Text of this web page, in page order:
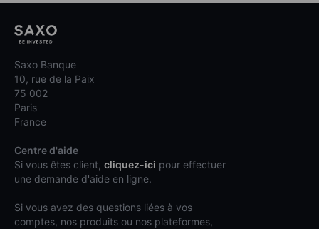
Saxo Banque
10, rue de la Paix
75 002
Paris
France
Centre d'aide
Si vous êtes client, cliquez-ici pour effectuer
une demande d'aide en ligne.
Si vous avez des questions liées à vos
comptes, nos produits ou nos plateformes,